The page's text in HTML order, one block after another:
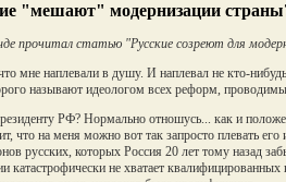
"мешают" модернизации
прочитал статью "Русские созреют для
мне наплевали в душу. И наплевал не кто-
называют идеологом всех реформ,
РФ? Нормально отношусь... как и
что на меня можно вот так запросто плевать
русских, которых Россия 20 лет тому назад
катастрофически не хватает